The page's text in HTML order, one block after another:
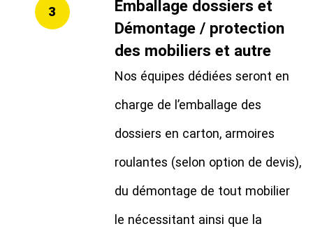
3
Emballage dossiers et
Démontage / protection
des mobiliers et autre
Nos équipes dédiées seront en
charge de l’emballage des
dossiers en carton, armoires
roulantes (selon option de devis),
du démontage de tout mobilier
le nécessitant ainsi que la